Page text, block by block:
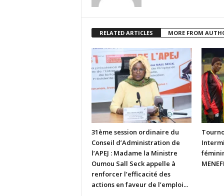
RELATED ARTICLES MORE FROM
31ème session ordinaire du
Conseil d’Administration de
l’APEJ : Madame la Ministre
Oumou Sall Seck appelle à
renforcer l’efficacité des
actions en faveur de l’emploi...